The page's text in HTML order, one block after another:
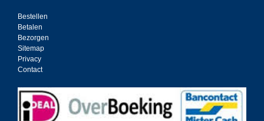
Bestellen
Betalen
Bezorgen
Sitemap
Privacy
Contact